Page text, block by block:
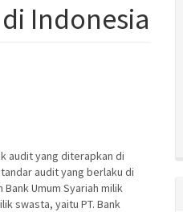
Indonesia
audit yang diterapkan di
audit yang berlaku di
Umum Syariah milik
swasta, yaitu PT. Bank